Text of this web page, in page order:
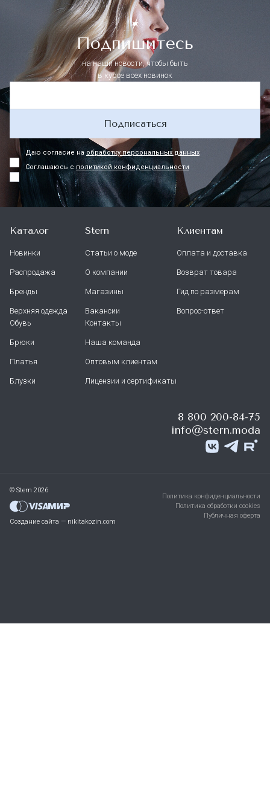
Подпишитесь
на наши новости, чтобы быть
в курсе всех новинок
Подписаться
Даю согласие наобработку персональных данных
Соглашаюсь с политикой конфиденциальности
Каталог
Новинки
Распродажа
Бренды
Верхняя одежда
Обувь
Брюки
Платья
Блузки
Stern
Статьи о моде
О компании
Магазины
Вакансии
Контакты
Наша команда
Оптовым клиентам
Лицензии и сертификаты
Клиентам
Оплата и доставка
Возврат товара
Гид по размерам
Вопрос-ответ
8 800 200-84-75
info@stern.moda
© Stern 2026
Создание сайта — nikitakozin.com
Политика конфиденциальности
Политика обработки cookies
Публичная оферта